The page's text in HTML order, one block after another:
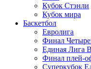
Кубок Стэнли
Кубок мира
Баскетбол
Евролига
Финал
Единая Лига
Финал плей-
Суперкубок